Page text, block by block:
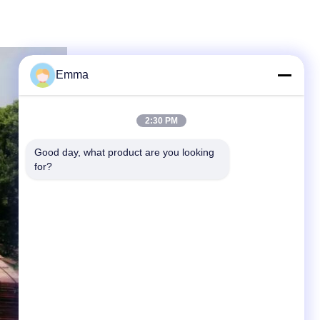
Emma
2:30 PM
Good day, what product are you looking
for?